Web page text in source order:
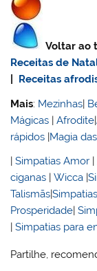
Voltar ao
Receitas de
Receitas
Mais: Mezinhas|
Mágicas |Afrodite|
rápidos |Magia
|Simpatias Amor |
ciganas |Wicca |
Talismãs|
Prosperidade|
|Simpatias para
Partilhe,